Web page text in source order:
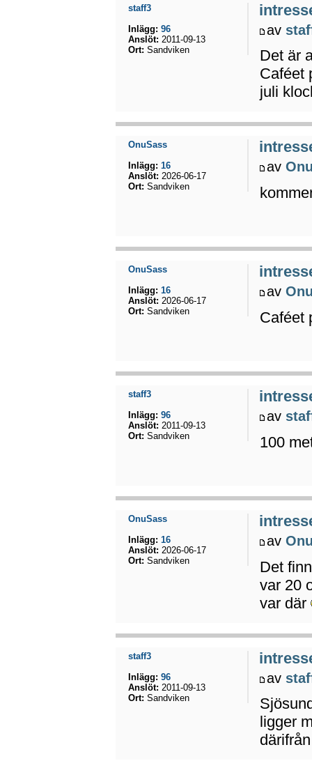
av
Det är
Caféet
juli
staff3
Inlägg: 96
Anslöt: 2011-09-13
Ort: Sandviken
av
OnuSass
Inlägg: 16
Anslöt: 2026-06-17
Ort: Sandviken
av
Caféet
OnuSass
Inlägg: 16
Anslöt: 2026-06-17
Ort: Sandviken
av
100
staff3
Inlägg: 96
Anslöt: 2011-09-13
Ort: Sandviken
av
Det
var 20
var där
OnuSass
Inlägg: 16
Anslöt: 2026-06-17
Ort: Sandviken
av
ligger
staff3
Inlägg: 96
Anslöt: 2011-09-13
Ort: Sandviken